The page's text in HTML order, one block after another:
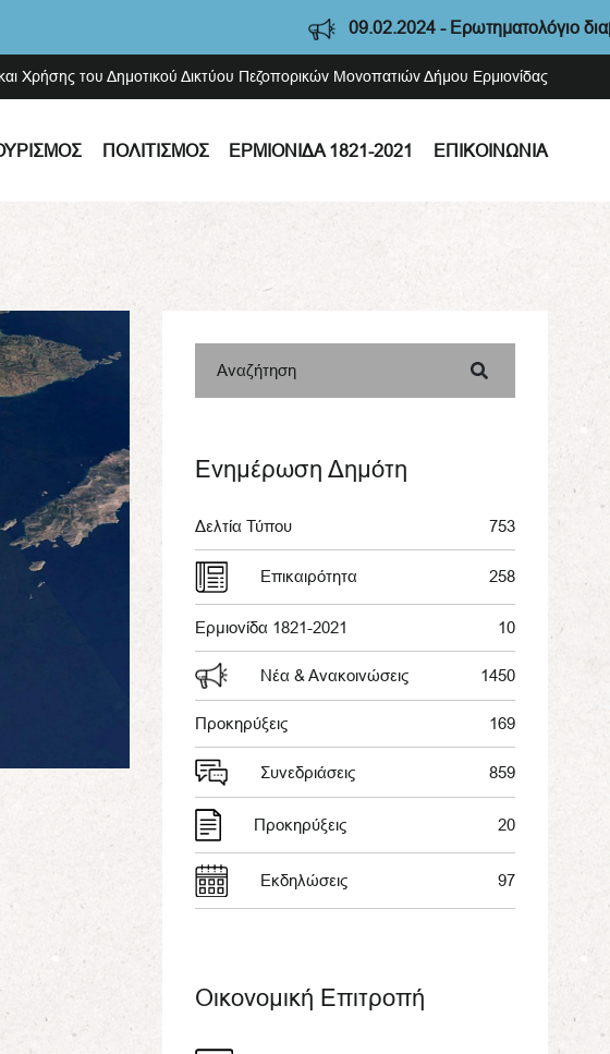
09.02.2024 - Ερωτηματολόγιο
Χρήσης του Δημοτικού Δικτύου Πεζοπορικών Μονοπατιών Δήμου Ερμιονίδας
ΠΟΛΙΤΙΣΜΌΣ ΕΡΜΙΟΝΊΔΑ 1821-2021 ΕΠΙΚΟΙΝΩΝΊΑ
Αναζήτηση
Ενημέρωση Δημότη
Δελτία Τύπου 753
Επικαιρότητα 258
Ερμιονίδα 1821-2021 10
Νέα & Ανακοινώσεις 1450
Προκηρύξεις 169
Συνεδριάσεις 859
Προκηρύξεις 20
Εκδηλώσεις 97
Οικονομική Επιτροπή